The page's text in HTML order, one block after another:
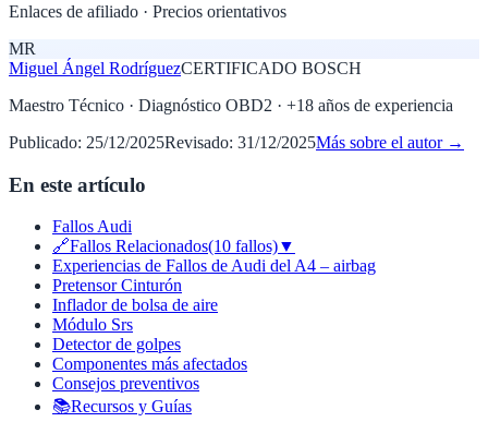
Enlaces de afiliado · Precios orientativos
MR
Miguel Ángel RodríguezCERTIFICADO BOSCH
Maestro Técnico · Diagnóstico OBD2 · +18 años de experiencia
Publicado: 25/12/2025Revisado: 31/12/2025Más sobre el autor →
En este artículo
Fallos Audi
🔗Fallos Relacionados(10 fallos)▼
Experiencias de Fallos de Audi del A4 – airbag
Pretensor Cinturón
Inflador de bolsa de aire
Módulo Srs
Detector de golpes
Componentes más afectados
Consejos preventivos
📚Recursos y Guías